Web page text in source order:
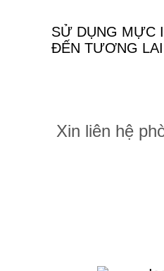
SỬ DỤNG MỰC
ĐẾN TƯƠNG
Xin liên hệ